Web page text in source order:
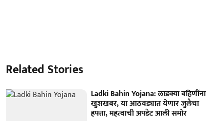
Related Stories
Ladki Bahin Yojana: लाडक्या बहिणींना
खुशखबर, या आठवड्यात येणार जुलैचा
हफ्ता, महत्वाची अपडेट आली समोर